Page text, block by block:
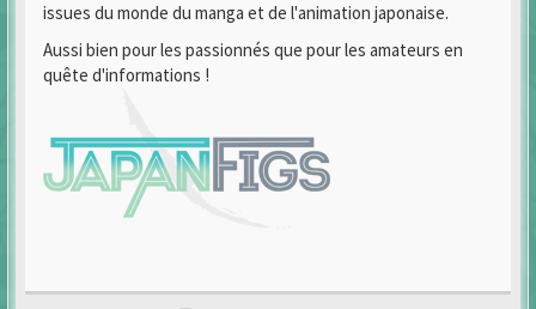
issues du monde du manga et de l'animation japonaise.
Aussi bien pour les passionnés que pour les amateurs en
quête d'informations !